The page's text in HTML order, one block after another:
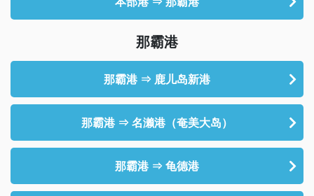
那霸港
那霸港 ⇒ 鹿儿岛新港
那霸港 ⇒ 名濑港（奄美大岛）
那霸港 ⇒ 龟德港